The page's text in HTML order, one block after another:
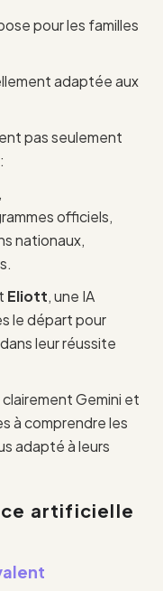
pour les familles
adaptée aux
pas seulement
officiels,
nationaux,
Eliott, une IA
le départ pour
leur réussite
Gemini et
à comprendre les
adapté à leurs
artificielle